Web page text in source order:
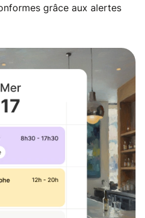
grâce aux alertes